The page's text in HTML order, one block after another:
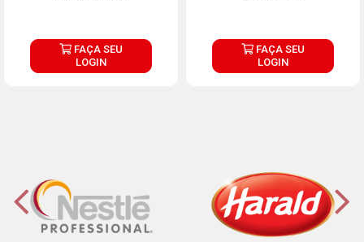
FAÇA SEU
LOGIN
FAÇA SEU
LOGIN